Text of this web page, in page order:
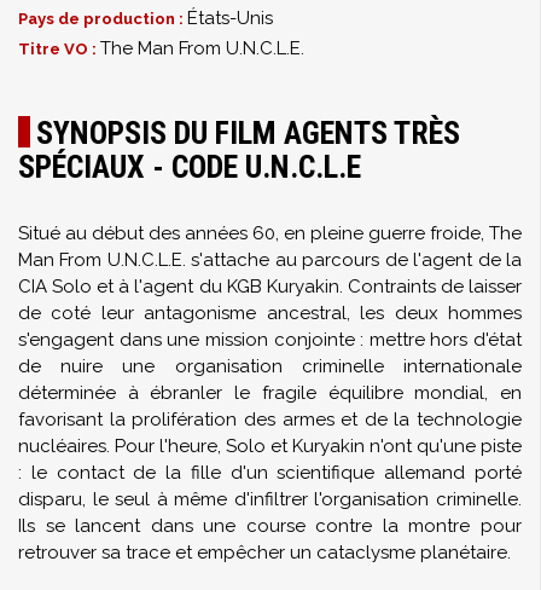
Pays de production : États-Unis
Titre VO : The Man From U.N.C.L.E.
SYNOPSIS DU FILM AGENTS TRÈS
SPÉCIAUX - CODE U.N.C.L.E
Situé au début des années 60, en pleine guerre froide, The
Man From U.N.C.L.E. s'attache au parcours de l'agent de la
CIA Solo et à l'agent du KGB Kuryakin. Contraints de laisser
de coté leur antagonisme ancestral, les deux hommes
s'engagent dans une mission conjointe : mettre hors d'état
de nuire une organisation criminelle internationale
déterminée à ébranler le fragile équilibre mondial, en
favorisant la prolifération des armes et de la technologie
nucléaires. Pour l'heure, Solo et Kuryakin n'ont qu'une piste
: le contact de la fille d'un scientifique allemand porté
disparu, le seul à même d'infiltrer l'organisation criminelle.
Ils se lancent dans une course contre la montre pour
retrouver sa trace et empêcher un cataclysme planétaire.